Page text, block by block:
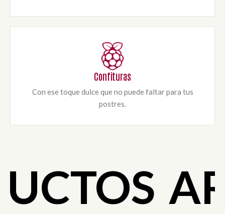
Confituras
Con ese toque dulce que no puede faltar para tus
postres.